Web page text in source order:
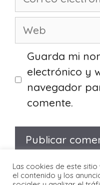
electrónico
Web
Guarda mi
electrónico y
navegador
comente.
Las cookies de este
el contenido y los